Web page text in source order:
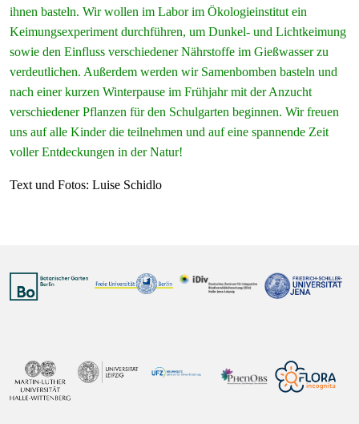
ihnen basteln. Wir wollen im Labor im Ökologieinstitut ein
Keimungsexperiment durchführen, um Dunkel- und Lichtkeimung
sowie den Einfluss verschiedener Nährstoffe im Gießwasser zu
verdeutlichen. Außerdem werden wir Samenbomben basteln und
nach einer kurzen Winterpause im Frühjahr mit der Anzucht
verschiedener Pflanzen für den Schulgarten beginnen. Wir freuen
uns auf alle Kinder die teilnehmen und auf eine spannende Zeit
voller Entdeckungen in der Natur!
Text und Fotos: Luise Schidlo